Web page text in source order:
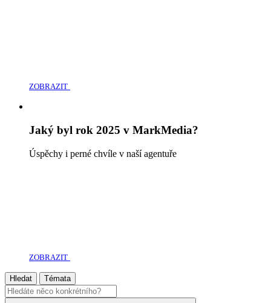
ZOBRAZIT
Jaký byl rok 2025 v MarkMedia?
Úspěchy i perné chvíle v naší agentuře
ZOBRAZIT
Hledat Témata